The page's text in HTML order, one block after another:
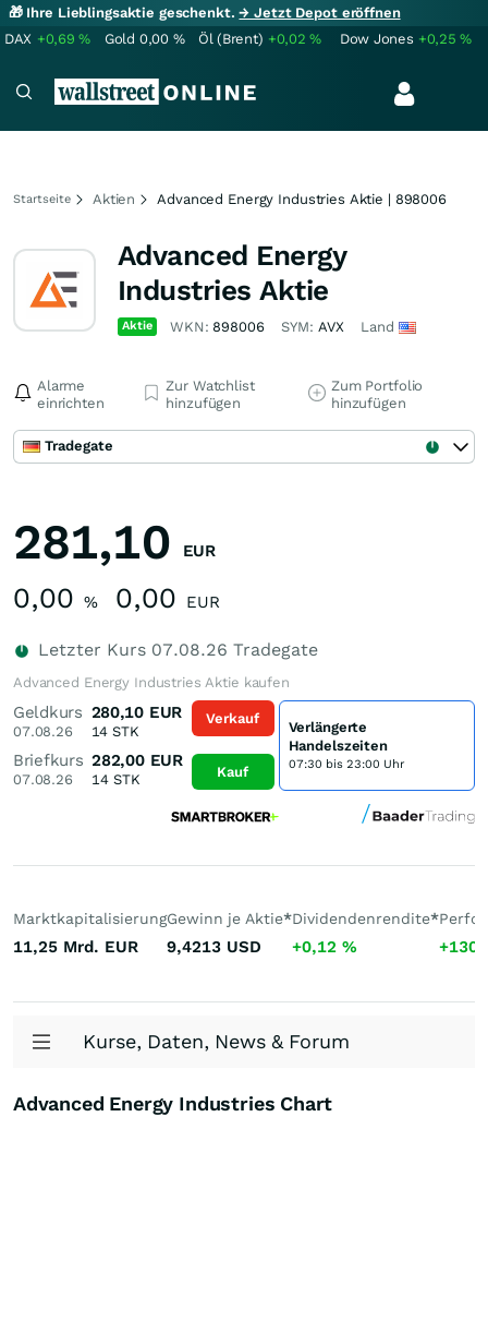
🎁 Ihre Lieblingsaktie geschenkt.→ Jetzt Depot eröffnen
DAX +0,69% Gold 0,00 % Öl (Brent) +0,02% Dow Jones +0,25%
Startseite Aktien Advanced Energy Industries Aktie | 898006
Advanced Energy
Industries Aktie
Aktie WKN: 898006 SYM: AVX Land
Alarme
einrichten
Zur Watchlist
hinzufügen
Zum Portfolio
hinzufügen
Tradegate
281,10 EUR
0,00 % 0,00 EUR
Letzter Kurs 07.08.26 Tradegate
Advanced Energy Industries Aktie kaufen
Geldkurs
07.08.26
280,10 EUR
14 STK
Briefkurs
07.08.26
282,00 EUR
14 STK
Verkauf
Kauf
Verlängerte
Handelszeiten
07:30 bis 23:00 Uhr
Marktkapitalisierung
11,25 Mrd. EUR
Gewinn je Aktie*
9,4213 USD
Dividendenrendite*
+0,12 %
Kurse, Daten, News & Forum
Advanced Energy Industries Chart